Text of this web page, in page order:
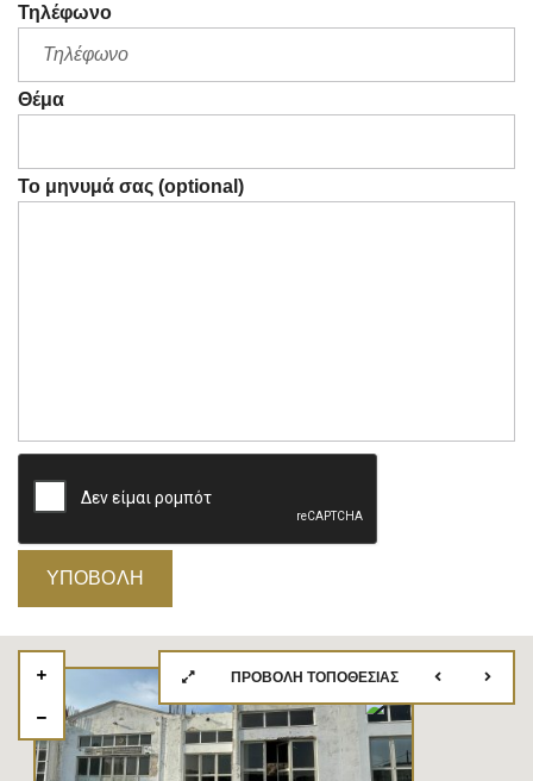
Τηλέφωνο
Θέμα
Το μηνυμά σας (optional)
ΠΡΟΒΟΛΉ ΤΟΠΟΘΕΣΊΑΣ